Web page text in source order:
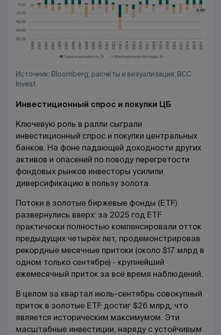
Источник: Bloomberg; расчёты и визуализация: BCC
Invest.
Инвестиционный спрос и покупки ЦБ
Ключевую роль в ралли сыграли
инвестиционный спрос и покупки центральных
банков. На фоне падающей доходности других
активов и опасений по поводу перегретости
фондовых рынков инвесторы усилили
диверсификацию в пользу золота.
Потоки в золотые биржевые фонды (ETF)
развернулись вверх: за 2025 год ETF
практически полностью компенсировали отток
предыдущих четырёх лет, продемонстрировав
рекордные месячные притоки (около $17 млрд в
одном только сентябре) - крупнейший
ежемесячный приток за всё время наблюдений.
В целом за квартал июль-сентябрь совокупный
приток в золотые ETF достиг $26 млрд, что
является историческим максимумом. Эти
масштабные инвестиции, наряду с устойчивым